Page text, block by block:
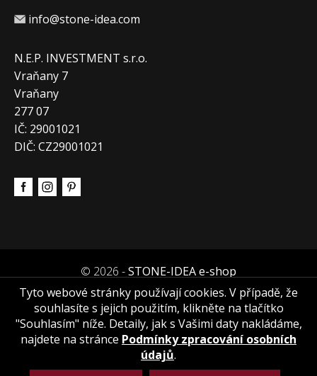
info@stone-idea.com
N.E.P. INVESTMENT s.r.o.
Vraňany 7
Vraňany
277 07
IČ: 29001021
DIČ: CZ29001021
© 2026 -STONE-IDEA e-shop
Tyto webové stránky používají cookies. V případě, že
souhlasíte s jejich použitím, klikněte na tlačítko
"Souhlasím" níže. Detaily, jak s Vašimi daty nakládáme,
najdete na stránce Podmínky zpracování osobních
údajů.